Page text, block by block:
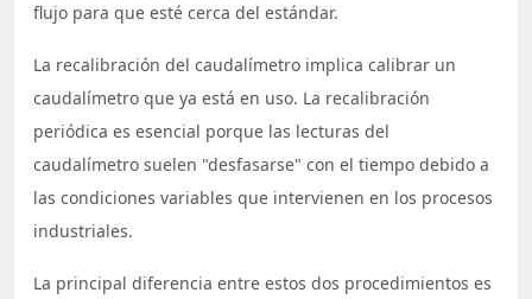
flujo para que esté cerca del estándar.
La recalibración del caudalímetro implica calibrar un
caudalímetro que ya está en uso. La recalibración
periódica es esencial porque las lecturas del
caudalímetro suelen "desfasarse" con el tiempo debido a
las condiciones variables que intervienen en los procesos
industriales.
La principal diferencia entre estos dos procedimientos es